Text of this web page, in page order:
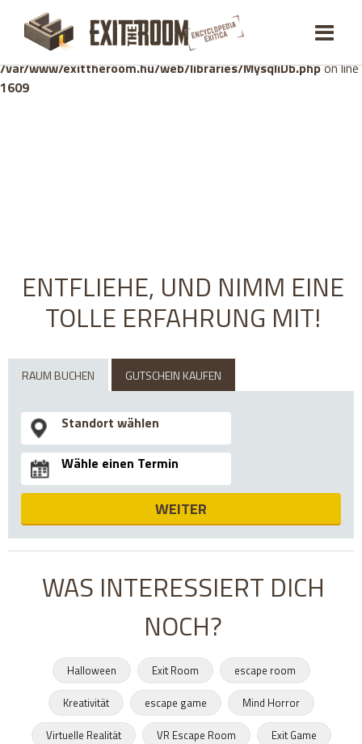
Warning: mysqli_stmt::bind_param(): Number of variables
doesn't match number of parameters in prepared statement in
/var/www/exittheroom.hu/web/libraries/MysqliDb.phpon line
1609
ENTFLIEHE, UND NIMM EINE
TOLLE ERFAHRUNG MIT!
RAUM BUCHEN GUTSCHEIN KAUFEN
WEITER
WAS INTERESSIERT DICH
NOCH?
Halloween Exit Room
escape room
Kreativität
escape game
Mind Horror
Virtuelle Realität
VR Escape Room
Exit Game